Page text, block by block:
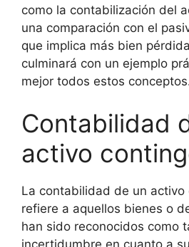
como la contabilización del
una comparación con el
que implica más bien
culminará con un ejemplo
mejor todos estos
Contabilidad
activo
La contabilidad de un activo
refiere a aquellos bienes o
han sido reconocidos como
incertidumbre en cuanto a